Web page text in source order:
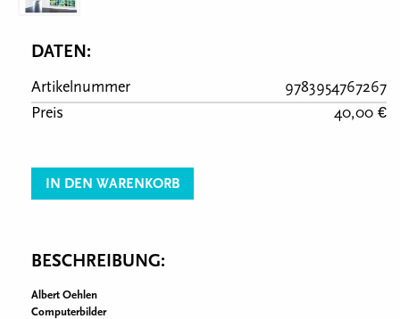
DATEN:
Artikelnummer
9783954767267
Preis
40,00 €
IN DEN WARENKORB
BESCHREIBUNG:
Albert Oehlen
Computerbilder